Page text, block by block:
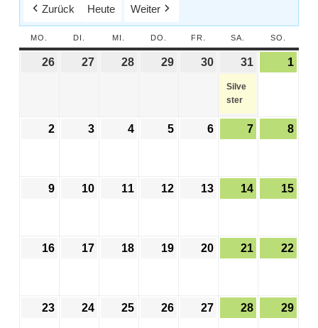
Zurück Heute Weiter
MO. DI. MI. DO. FR. SA. SO.
26 27 28 29 30 31
Silve
ster
1
2 3 4 5 6 7 8
9 10 11 12 13 14 15
16 17 18 19 20 21 22
23 24 25 26 27 28 29